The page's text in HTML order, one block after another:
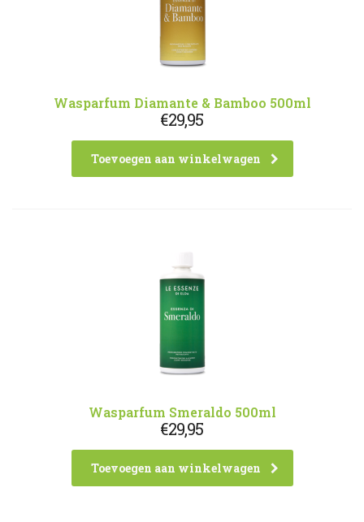
Wasparfum Diamante & Bamboo 500ml
€29,95
Toevoegen aan winkelwagen
Wasparfum Smeraldo 500ml
€29,95
Toevoegen aan winkelwagen